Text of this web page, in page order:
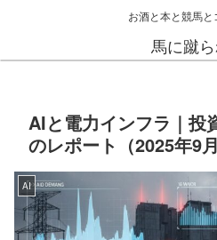
お酒と本と競馬
馬に蹴
AIと電力インフラ｜投
のレポート（2025年9月
AI